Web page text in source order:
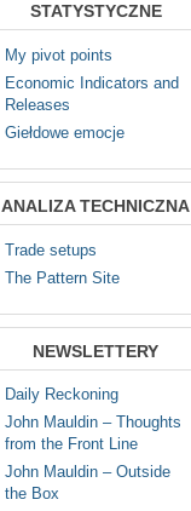
STATYSTYCZNE
My pivot points
Economic Indicators and
Releases
Giełdowe emocje
ANALIZA TECHNICZNA
Trade setups
The Pattern Site
NEWSLETTERY
Daily Reckoning
John Mauldin – Thoughts
from the Front Line
John Mauldin – Outside
the Box